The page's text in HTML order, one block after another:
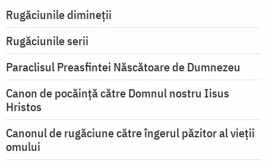
Rugăciunile dimineții
Rugăciunile serii
Paraclisul Preasfintei Născătoare de Dumnezeu
Canon de pocăință către Domnul nostru Iisus
Hristos
Canonul de rugăciune către îngerul păzitor al vieții
omului